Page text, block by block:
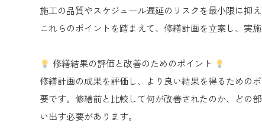
施工の品質やスケジュール遅延のリスクを最小限に抑
これらのポイントを踏まえて、修繕計画を立案し、実
修繕結果の評価と改善のためのポイント
修繕計画の成果を評価し、より良い結果を得るための
要です。修繕前と比較して何が改善されたのか、どの
い出す必要があります。